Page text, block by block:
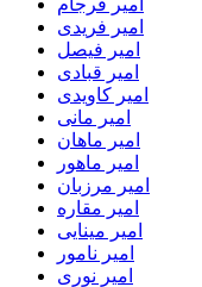
امیر فرجام
امیر فریدی
امیر فیصل
امیر قبادی
امیر کاویدی
امیر مانی
امیر ماهان
امیر ماهور
امیر مرزبان
امیر مقاره
امیر مینایی
امیر نامور
امیر نوری